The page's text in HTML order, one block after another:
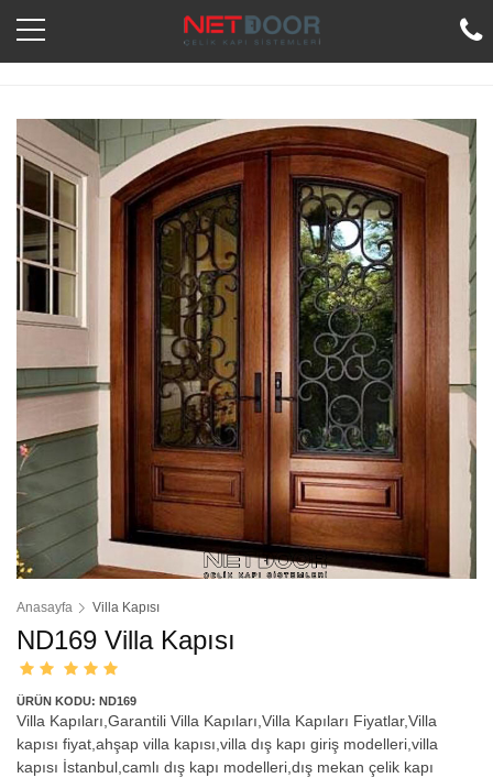
Anasayfa Villa Kapısı
ND169 Villa Kapısı
ÜRÜN KODU: ND169
Villa Kapıları,Garantili Villa Kapıları,Villa Kapıları Fiyatlar,Villa
kapısı fiyat,ahşap villa kapısı,villa dış kapı giriş modelleri,villa
kapısı İstanbul,camlı dış kapı modelleri,dış mekan çelik kapı